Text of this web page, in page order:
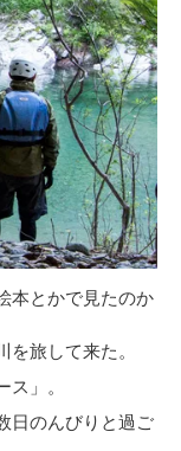
本とかで見たのか
旅して来た。
」。
日のんびりと過ご